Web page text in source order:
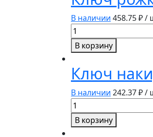
В наличии 458.75₽ /
Количество
товара
Ключ
27х30мм
510307
Дело
техники
В корзину
Ключ
В наличии 242.37₽ /
Количество
товара
Ключ
В корзину